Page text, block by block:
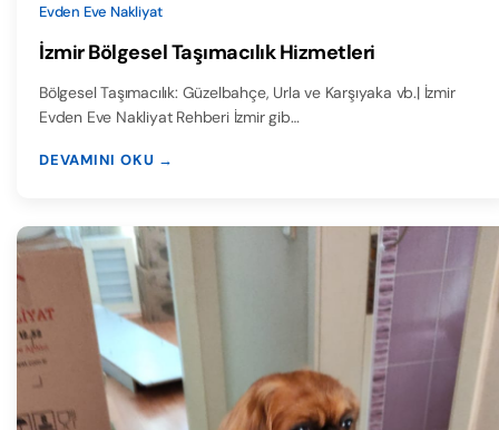
Evden Eve Nakliyat
İzmir Bölgesel Taşımacılık Hizmetleri
Bölgesel Taşımacılık: Güzelbahçe, Urla ve Karşıyaka vb.| İzmir
Evden Eve Nakliyat Rehberi İzmir gib…
DEVAMINI OKU →